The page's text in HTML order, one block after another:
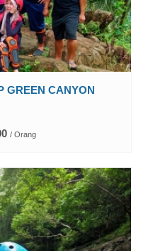
GREEN CANYON
/ Orang
Lihat Detail